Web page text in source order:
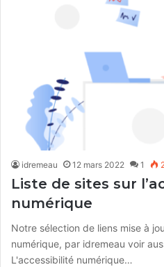
idremeau 12 mars 2022 1
Liste de sites sur
numérique
Notre sélection de liens mise à
numérique, par idremeau voir
L'accessibilité numérique…